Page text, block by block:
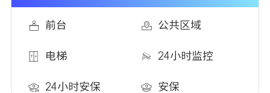
前台 公共区域
电梯 24小时监控
24小时安保 安保